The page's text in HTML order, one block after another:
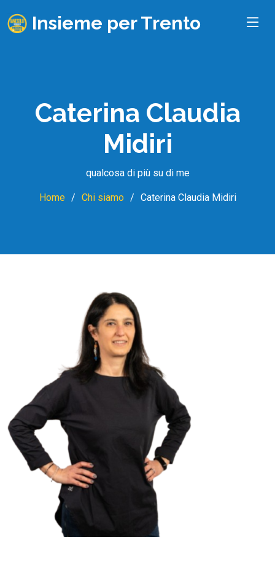
Insieme per Trento
Caterina Claudia
Midiri
qualcosa di più su di me
Home Chi siamo Caterina Claudia Midiri